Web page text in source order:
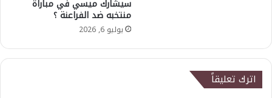
سيشارك ميسي في مباراة
منتخبه ضد الفراعنة ؟
يوليو 6, 2026
اترك تعليقاً